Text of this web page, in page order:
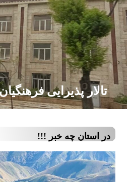
تالار پذیرایی
در استان چه خبر !!!